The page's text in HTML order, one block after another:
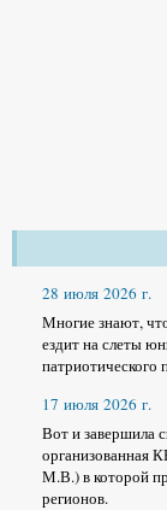
28 июля 2026 г.
Многие знают,
ездит на слеты
патриотического
17 июля 2026 г.
Вот и завершила
организованная
М.В.) в которой
регионов.